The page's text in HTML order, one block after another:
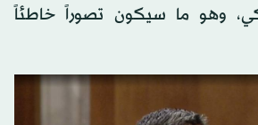
وهو ما سيكون تصوراً خاطئاً